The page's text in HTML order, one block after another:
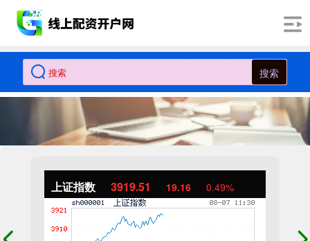
搜索
上证指数 3919.51 19.16 0.49%